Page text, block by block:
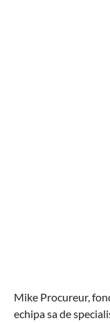
Mike Procureur,
echipa sa de